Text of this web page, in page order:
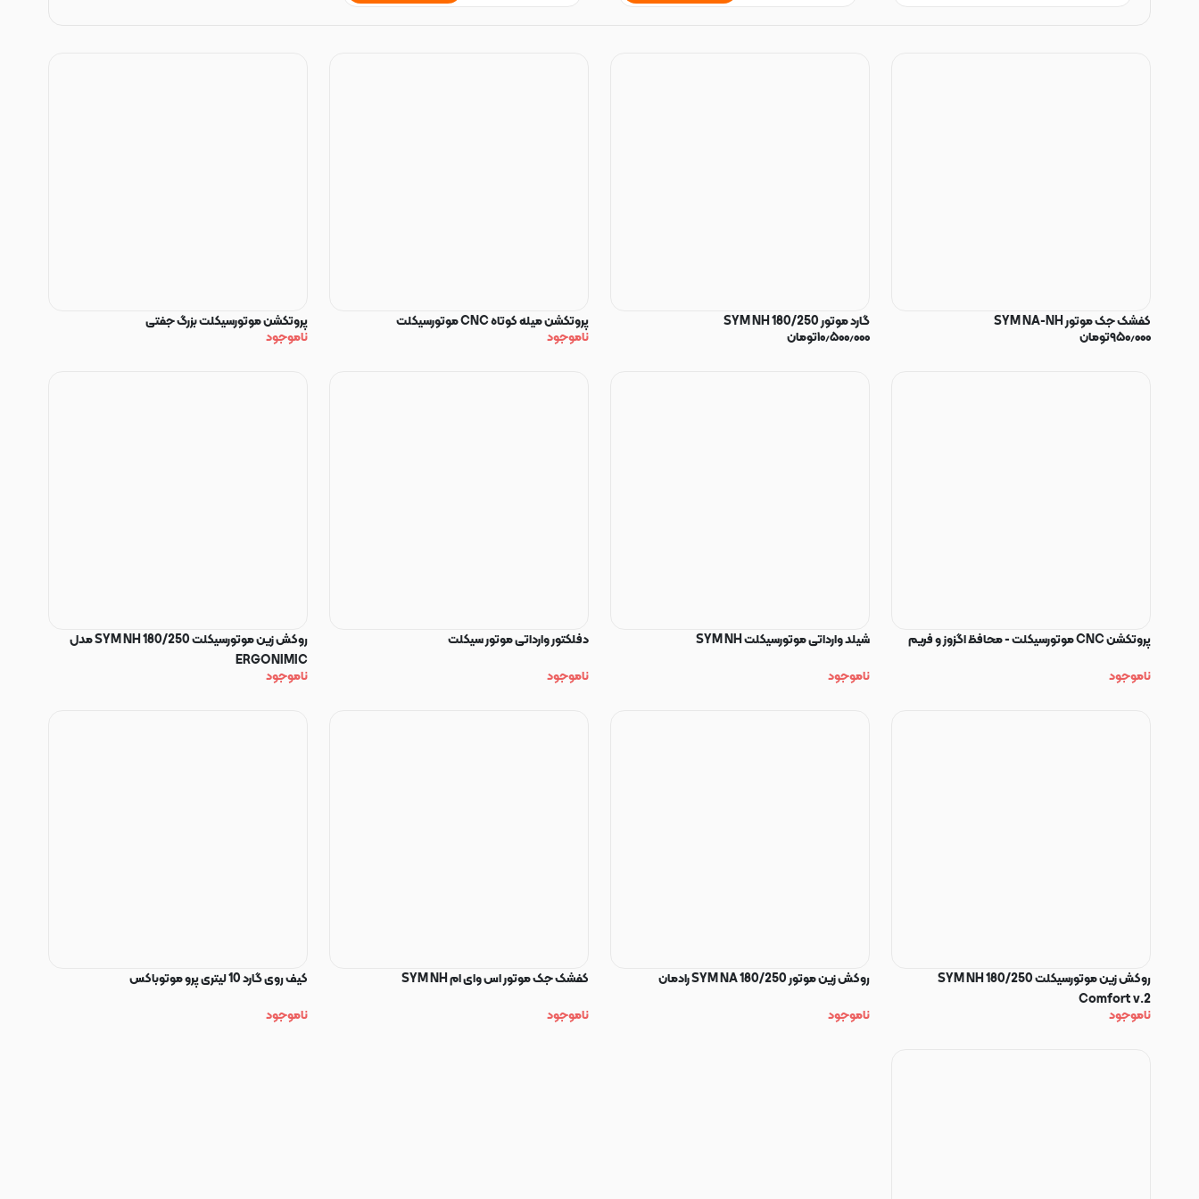
کفشک جک موتور SYM NA-NH
۹۵۰٫۰۰۰تومان
گارد موتور SYM NH 180/250
۱۰٫۵۰۰٫۰۰۰تومان
پروتکشن میله کوتاه CNC موتورسیکلت
ناموجود
پروتکشن موتورسیکلت بزرگ جفتی
ناموجود
پروتکشن CNC موتورسیکلت - محافظ اگزوز و فریم
ناموجود
شیلد وارداتی موتورسیکلت SYM NH
ناموجود
دفلکتور وارداتی موتور سیکلت
ناموجود
روکش زین موتورسیکلت SYM NH 180/250 مدل
ERGONIMIC
ناموجود
روکش زین موتورسیکلت SYM NH 180/250
Comfort v.2
ناموجود
روکش زین موتور SYM NA 180/250 رادمان
ناموجود
کفشک جک موتور اس وای ام SYM NH
ناموجود
کیف روی گارد 10 لیتری پرو موتوباکس
ناموجود